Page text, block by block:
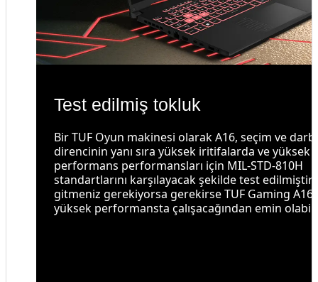
Test edilmiş tokluk
Bir TUF Oyun makinesi olarak A16, seçim ve
direncinin yanı sıra yüksek iritifalarda ve yüksek
performans performansları için MIL-STD-810H
standartlarını karşılayacak şekilde test edilmiştir.
gitmeniz gerekiyorsa gerekirse TUF Gaming
yüksek performansta çalışacağından emin